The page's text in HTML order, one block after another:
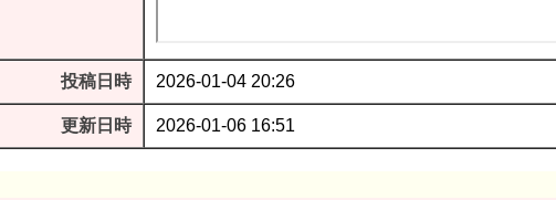
投稿日時 2026-01-04 20:26
更新日時 2026-01-06 16:51